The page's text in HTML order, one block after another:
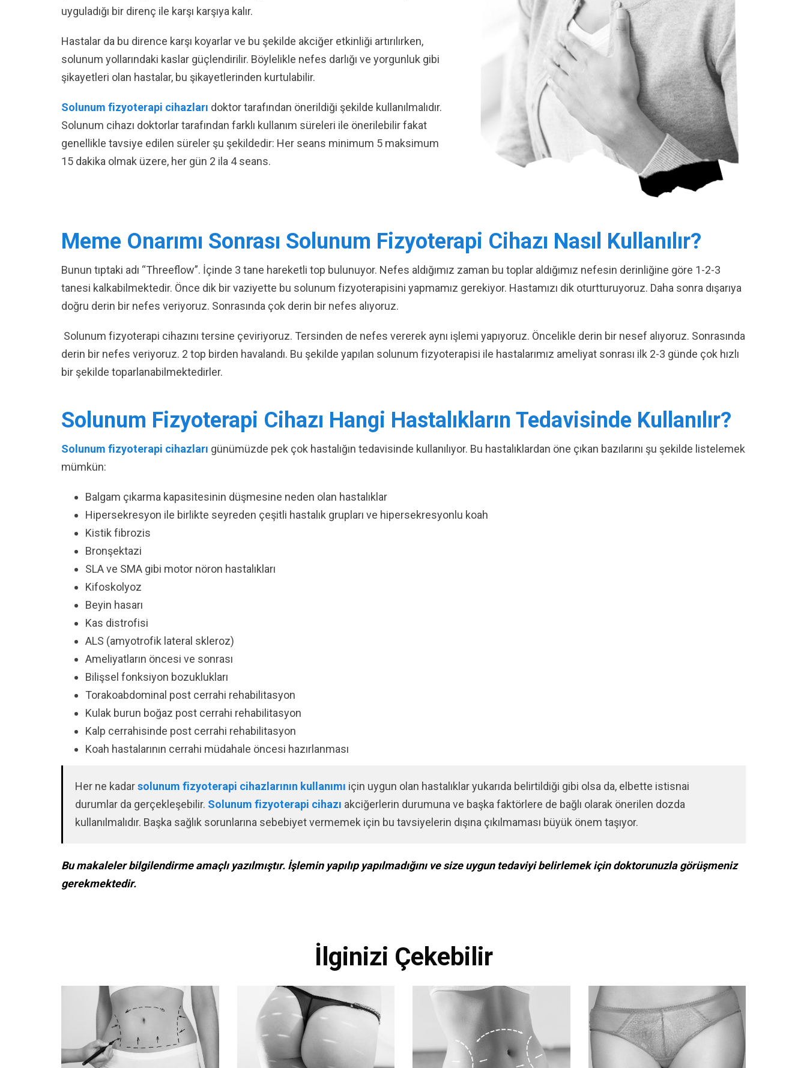
uyguladığı bir direnç ile karşı karşıya kalır.
Hastalar da bu dirence karşı koyarlar ve bu şekilde akciğer etkinliği artırılırken,
solunum yollarındaki kaslar güçlendirilir. Böylelikle nefes darlığı ve yorgunluk gibi
şikayetleri olan hastalar, bu şikayetlerinden kurtulabilir.
Solunum fizyoterapi cihazları doktor tarafından önerildiği şekilde kullanılmalıdır.
Solunum cihazı doktorlar tarafından farklı kullanım süreleri ile önerilebilir fakat
genellikle tavsiye edilen süreler şu şekildedir: Her seans minimum 5 maksimum
15 dakika olmak üzere, her gün 2 ila 4 seans.
Meme Onarımı Sonrası Solunum Fizyoterapi Cihazı Nasıl Kullanılır?
Bunun tıptaki adı “Threeflow”. İçinde 3 tane hareketli top bulunuyor. Nefes aldığımız zaman bu toplar aldığımız nefesin derinliğine göre 1-2-3
tanesi kalkabilmektedir. Önce dik bir vaziyette bu solunum fizyoterapisini yapmamız gerekiyor. Hastamızı dik oturtturuyoruz. Daha sonra dışarıya
doğru derin bir nefes veriyoruz. Sonrasında çok derin bir nefes alıyoruz.
Solunum fizyoterapi cihazını tersine çeviriyoruz. Tersinden de nefes vererek aynı işlemi yapıyoruz. Öncelikle derin bir nesef alıyoruz. Sonrasında
derin bir nefes veriyoruz. 2 top birden havalandı. Bu şekilde yapılan solunum fizyoterapisi ile hastalarımız ameliyat sonrası ilk 2-3 günde çok hızlı
bir şekilde toparlanabilmektedirler.
Solunum Fizyoterapi Cihazı Hangi Hastalıkların Tedavisinde Kullanılır?
Solunum fizyoterapi cihazları günümüzde pek çok hastalığın tedavisinde kullanılıyor. Bu hastalıklardan öne çıkan bazılarını şu şekilde listelemek
mümkün:
Balgam çıkarma kapasitesinin düşmesine neden olan hastalıklar
Hipersekresyon ile birlikte seyreden çeşitli hastalık grupları ve hipersekresyonlu koah
Kistik fibrozis
Bronşektazi
SLA ve SMA gibi motor nöron hastalıkları
Kifoskolyoz
Beyin hasarı
Kas distrofisi
ALS (amyotrofik lateral skleroz)
Ameliyatların öncesi ve sonrası
Bilişsel fonksiyon bozuklukları
Torakoabdominal post cerrahi rehabilitasyon
Kulak burun boğaz post cerrahi rehabilitasyon
Kalp cerrahisinde post cerrahi rehabilitasyon
Koah hastalarının cerrahi müdahale öncesi hazırlanması
Her ne kadarsolunum fizyoterapi cihazlarının kullanımı için uygun olan hastalıklar yukarıda belirtildiği gibi olsa da, elbette istisnai
durumlar da gerçekleşebilir. Solunum fizyoterapi cihazı akciğerlerin durumuna ve başka faktörlere de bağlı olarak önerilen dozda
kullanılmalıdır. Başka sağlık sorunlarına sebebiyet vermemek için bu tavsiyelerin dışına çıkılmaması büyük önem taşıyor.
Bu makaleler bilgilendirme amaçlı yazılmıştır. İşlemin yapılıp yapılmadığını ve size uygun tedaviyi belirlemek için doktorunuzla görüşmeniz
gerekmektedir.
İlginizi Çekebilir